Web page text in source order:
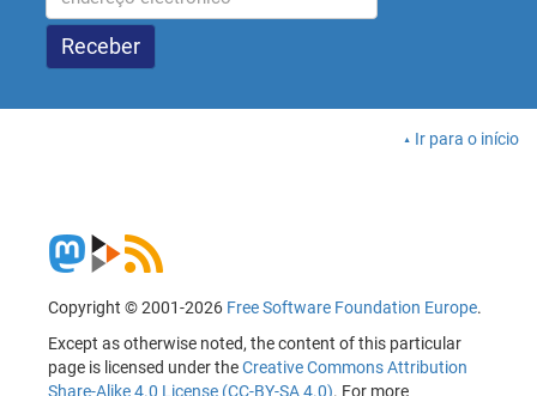
Ir para o início
Copyright © 2001-2026 Free Software Foundation Europe.
Except as otherwise noted, the content of this particular
page is licensed under theCreative Commons Attribution
Share-Alike 4.0 License (CC-BY-SA 4.0). For more